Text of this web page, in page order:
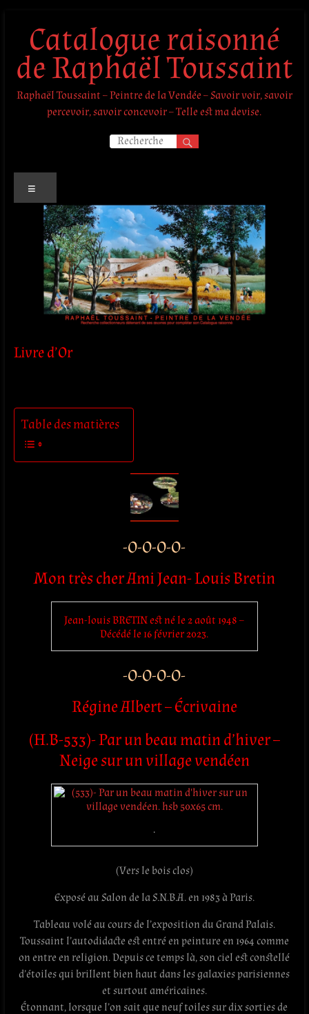
contenuCatalogue raisonné
de Raphaël Toussaint
Raphaël Toussaint – Peintre de la Vendée – Savoir voir, savoir
percevoir, savoir concevoir – Telle est ma devise.
Livre d’Or
Table des matières
-O-O-O-O-
Mon très cher Ami Jean- Louis Bretin
Jean-louis BRETIN est né le 2 août 1948 –
Décédé le 16 février 2023.
-O-O-O-O-
Régine Albert – Écrivaine
(H.B-533)- Par un beau matin d’hiver –
Neige sur un village vendéen
.
(Vers le bois clos)
Exposé au Salon de la S.N.B.A. en 1983 à Paris.
Tableau volé au cours de l’exposition du Grand Palais.
Toussaint l’autodidacte est entré en peinture en 1964 comme
on entre en religion. Depuis ce temps là, son ciel est constellé
d’étoiles qui brillent bien haut dans les galaxies parisiennes
et surtout américaines.
Étonnant, lorsque l’on sait que neuf toiles sur dix sorties de